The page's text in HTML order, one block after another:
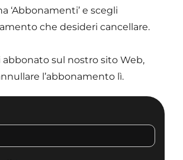
‘Abbonamenti’ e scegli
che desideri cancellare.
abbonato sul nostro sito Web,
l’abbonamento lì.